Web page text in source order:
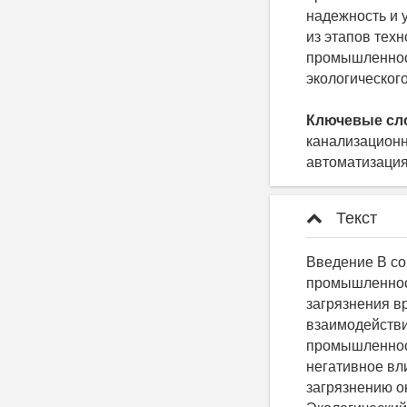
надежность и
из этапов
Ключевые
Текст
Введение В современном мире, характеризующемся быстрым развитием нефтяной промышленности, к числу актуальных проблем относятся защита водной сферы от загрязнения вредными веществами и рациональное использование ресурсов. Проблема взаимодействия человека и окружающей среды постоянно обостряется. Прогресс в промышленности, в некоторых случаях, нанес природе огромный ущерб. Значительное негативное влияние оказывает сброс промышленных сточных вод, приводящий к загрязнению окружающей среды. Вышеуказанная проблема является многоаспектной. Экологический аспект проблемы заключается в том, что загрязнение верхнего слоя земли водой с нефтешламом приводит к изменению микрохимического состава почв, нарушению круговорота веществ в природе, разрушению естественных природных систем, ухудшению генетических характеристик животного и растительного мира. Социальный аспект состоит в том, что загрязнение водной экосистемы влечет за собой ухудшение качества воды. Затраты на ликвидацию загрязнений, плата за сброс промышленных вод являются экономическим аспектом проблемы. Политический аспект подразумевает реализацию различных программ по охране водных ресурсов, принятие и определение условий сброса промышленных вод [1]. Источниками негативного воздействия на окружающую среду являются сточные воды промышленных предприятий, нефтепроводы, нефтебазы, перекачивающие станции, наливные пункты и пр. Большое количество российских предприятий в разных сферах промышленности до сих пор работает по технологиям середины XX в. На заводах и предприятиях в большинстве случаев используется старое оборудование и применяются давно устаревшие технологии